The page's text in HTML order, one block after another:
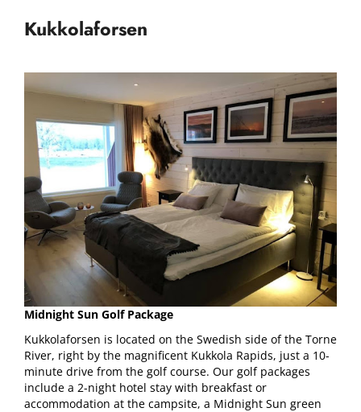
Kukkolaforsen
Midnight Sun Golf Package
Kukkolaforsen is located on the Swedish side of the Torne
River, right by the magnificent Kukkola Rapids, just a 10-
minute drive from the golf course. Our golf packages
include a 2-night hotel stay with breakfast or
accommodation at the campsite, a Midnight Sun green